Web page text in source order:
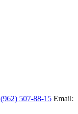
507-88-15 Email: